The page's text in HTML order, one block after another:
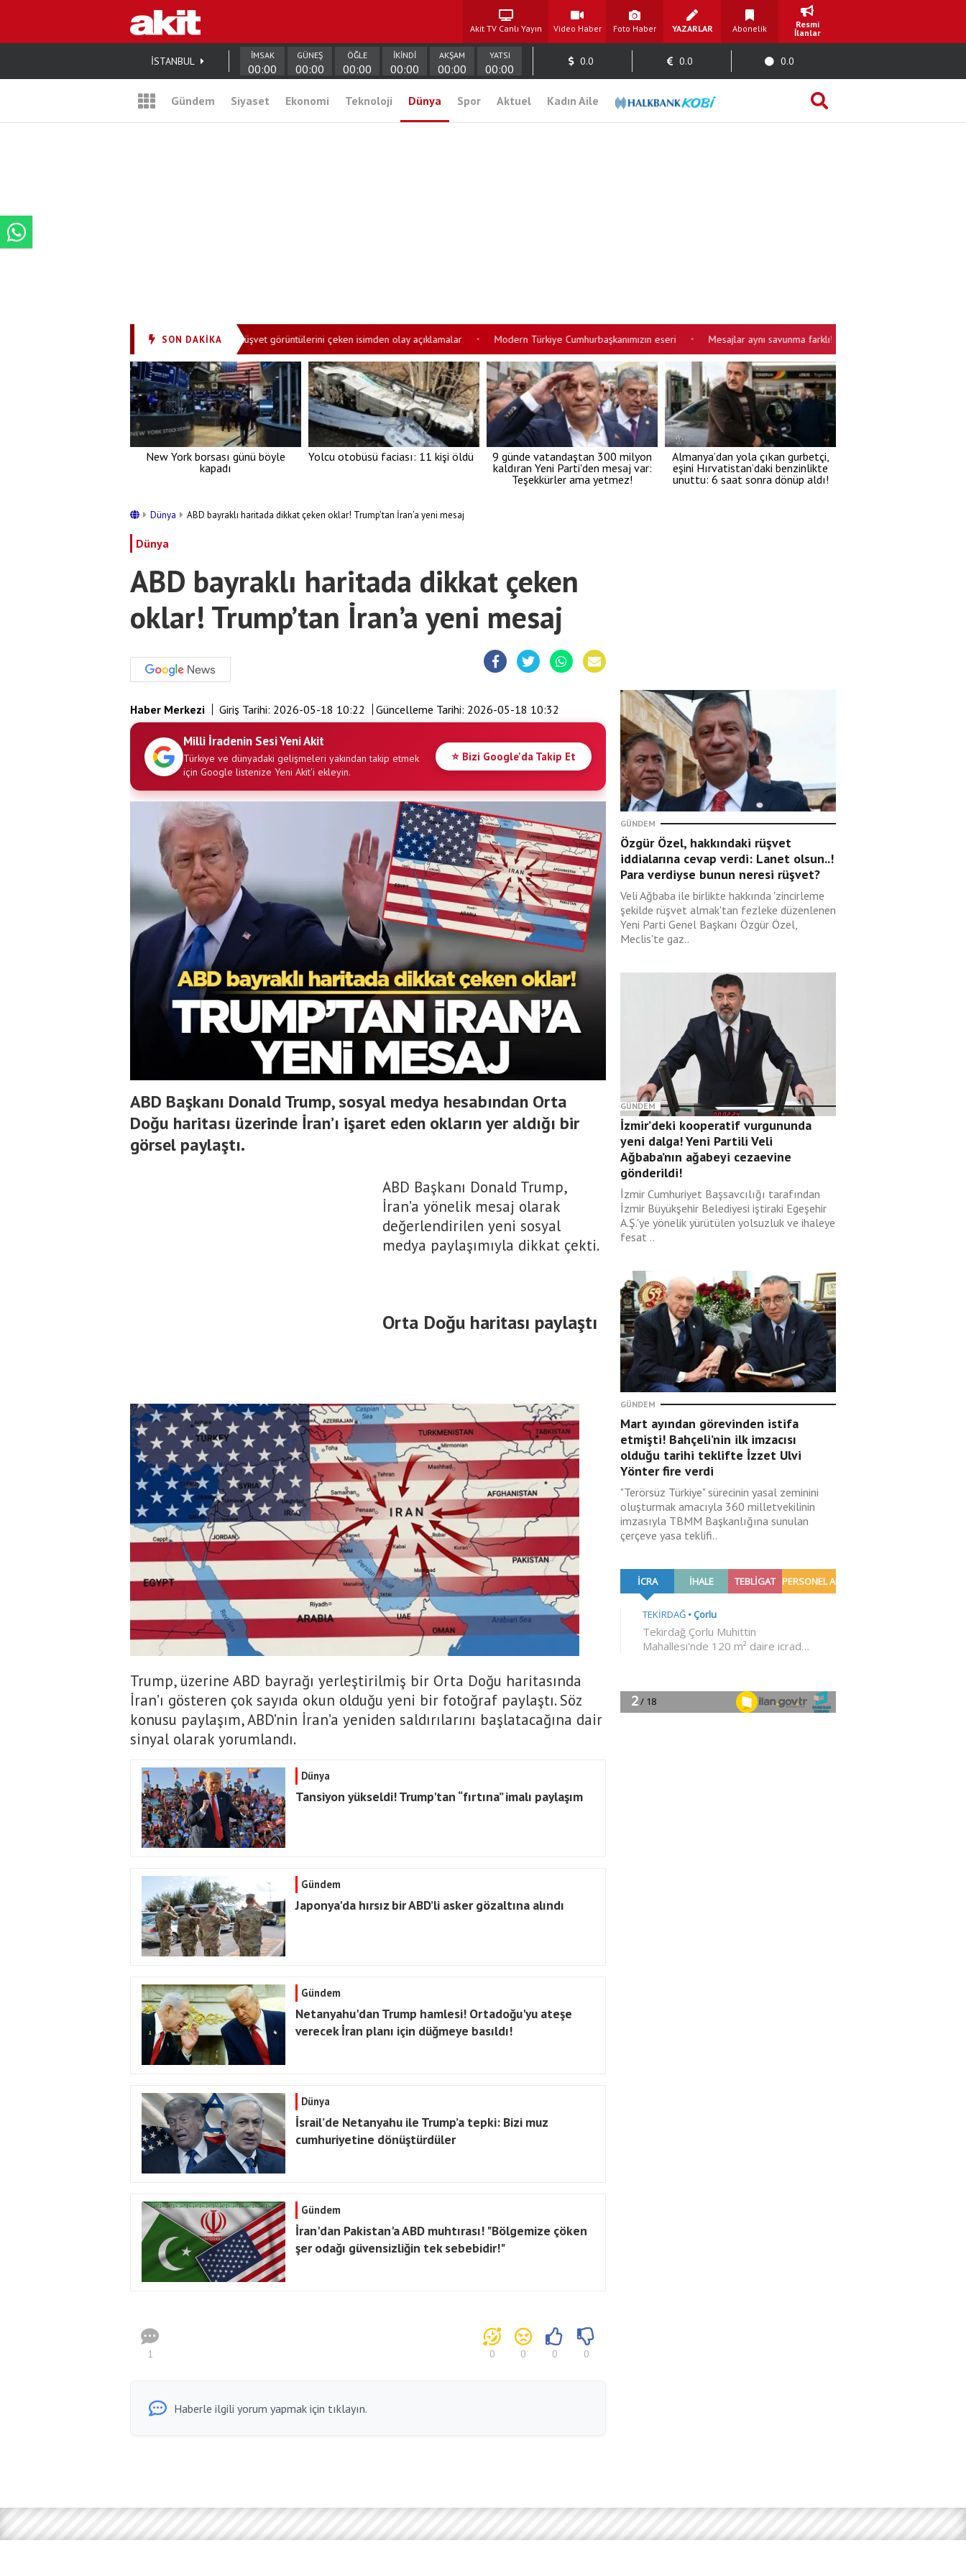
Akit TV Canlı Yayın Video Haber Foto Haber YAZARLAR Abonelik
Resmi
İlanlar
İSTANBUL İMSAK
00:00
GÜNEŞ
00:00
ÖĞLE
00:00
İKİNDİ
00:00
AKŞAM
00:00
YATSI
00:00
0.0 0.0 0.0
Gündem Siyaset Ekonomi Teknoloji Dünya Spor Aktuel Kadın Aile
SON DAKİKA
demişti! Sıcak gelişme yaşandı • Rüşvet görüntülerini çeken isimden olay açıklamalar • Modern Türkiye Cumhurbaşkanımızın eseri • Mesajlar aynı savunma farklı! ‘Yürüyen para’ dün öyle bugün böyle
New York borsası günü böyle
kapadı
Yolcu otobüsü faciası: 11 kişi öldü
9 günde vatandaştan 300 milyon
kaldıran Yeni Parti'den mesaj var:
Teşekkürler ama yetmez!
Almanya’dan yola çıkan gurbetçi,
eşini Hırvatistan’daki benzinlikte
unuttu: 6 saat sonra dönüp aldı!
Dünya ABD bayraklı haritada dikkat çeken oklar! Trump’tan İran’a yeni mesaj
Dünya
ABD bayraklı haritada dikkat çeken
oklar! Trump’tan İran’a yeni mesaj
Haber Merkezi Giriş Tarihi: 2026-05-18 10:22 Güncelleme Tarihi: 2026-05-18 10:32
Milli İradenin Sesi Yeni Akit
Türkiye ve dünyadaki gelişmeleri yakından takip etmek
için Google listenize Yeni Akit'i ekleyin.
⭐ Bizi Google'da Takip Et
ABD Başkanı Donald Trump, sosyal medya hesabından Orta
Doğu haritası üzerinde İran’ı işaret eden okların yer aldığı bir
görsel paylaştı.
ABD Başkanı Donald Trump,
İran’a yönelik mesaj olarak
değerlendirilen yeni sosyal
medya paylaşımıyla dikkat çekti.
Orta Doğu haritası paylaştı
Trump, üzerine ABD bayrağı yerleştirilmiş bir Orta Doğu haritasında
İran’ı gösteren çok sayıda okun olduğu yeni bir fotoğraf paylaştı. Söz
konusu paylaşım, ABD’nin İran’a yeniden saldırılarını başlatacağına dair
sinyal olarak yorumlandı.
Dünya
Tansiyon yükseldi! Trump'tan “fırtına” imalı paylaşım
Gündem
Japonya'da hırsız bir ABD’li asker gözaltına alındı
Gündem
Netanyahu'dan Trump hamlesi! Ortadoğu'yu ateşe
verecek İran planı için düğmeye basıldı!
Dünya
İsrail’de Netanyahu ile Trump’a tepki: Bizi muz
cumhuriyetine dönüştürdüler
Gündem
İran'dan Pakistan'a ABD muhtırası! "Bölgemize çöken
şer odağı güvensizliğin tek sebebidir!"
1 0 0 0 0
Haberle ilgili yorum yapmak için tıklayın.
GÜNDEM
Özgür Özel, hakkındaki rüşvet
iddialarına cevap verdi: Lanet olsun..!
Para verdiyse bunun neresi rüşvet?
Veli Ağbaba ile birlikte hakkında 'zincirleme
şekilde rüşvet almak'tan fezleke düzenlenen
Yeni Parti Genel Başkanı Özgür Özel,
Meclis'te gaz..
GÜNDEM
İzmir’deki kooperatif vurgununda
yeni dalga! Yeni Partili Veli
Ağbaba’nın ağabeyi cezaevine
gönderildi!
İzmir Cumhuriyet Başsavcılığı tarafından
İzmir Büyükşehir Belediyesi iştiraki Egeşehir
A.Ş.'ye yönelik yürütülen yolsuzluk ve ihaleye
fesat ..
GÜNDEM
Mart ayından görevinden istifa
etmişti! Bahçeli’nin ilk imzacısı
olduğu tarihi teklifte İzzet Ulvi
Yönter fire verdi
"Terörsüz Türkiye" sürecinin yasal zeminini
oluşturmak amacıyla 360 milletvekilinin
imzasıyla TBMM Başkanlığına sunulan
çerçeve yasa teklifi..